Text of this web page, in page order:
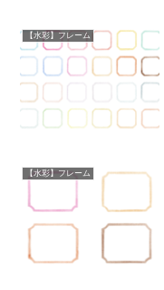
【水彩】フレーム
【水彩】フレーム